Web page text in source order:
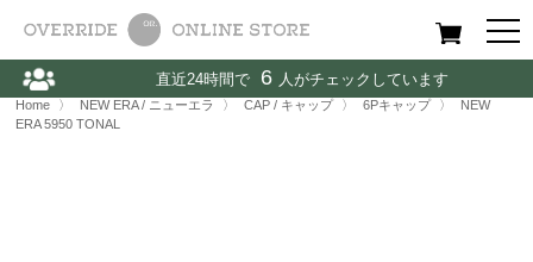
All Women Men
Home NEW ERA / ニューエラ 〉 CAP / キャップ 〉
NEW ERA 5950 TONAL
Home
〉 NEW ERA / ニューエラ 〉 CAP / キャップ 〉 6Pキャップ 〉
NEW
ERA 5950 TONAL
直近24時間で 6 人がチェックしています